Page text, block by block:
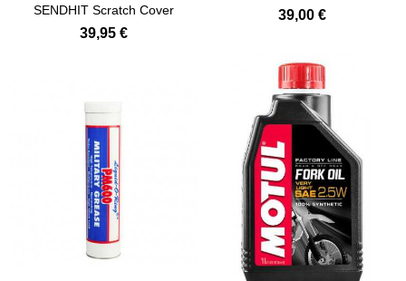
SENDHIT Scratch Cover
39,95 €
39,00 €